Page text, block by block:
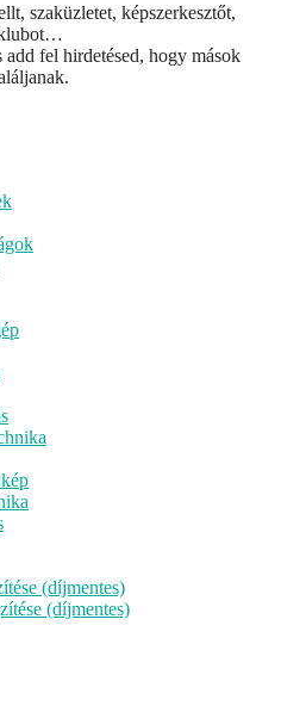
szaküzletet, képszerkesztőt,
fel hirdetésed, hogy mások
(díjmentes)
(díjmentes)